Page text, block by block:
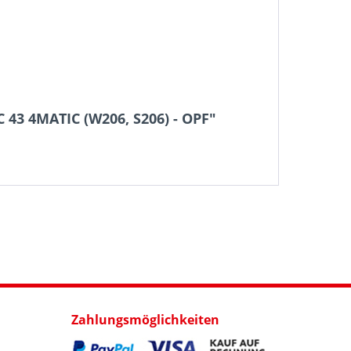
4MATIC (W206, S206) - OPF"
Zahlungsmöglichkeiten